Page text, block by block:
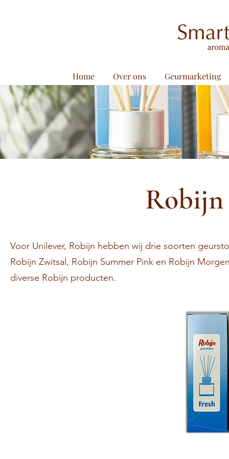
Home Over ons Geurmarketing
Robijn
Voor Unilever, Robijn hebben wij drie soorten
Robijn Zwitsal, Robijn Summer Pink en Robijn
diverse Robijn producten.